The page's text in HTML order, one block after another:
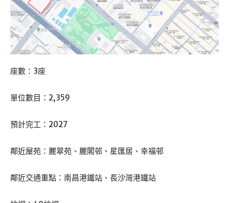
座數：3座
單位數目：2,359
預計完工：2027
鄰近屋苑：麗翠苑、麗閣邨、星匯居、幸福邨
鄰近交通重點：南昌港鐵站、長沙灣港鐵站